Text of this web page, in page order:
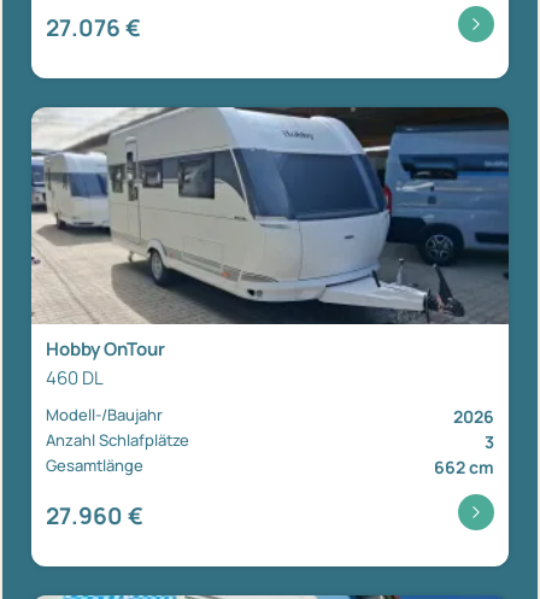
27.076 €
Hobby OnTour
460 DL
Modell-/Baujahr 2026
Anzahl Schlafplätze 3
Gesamtlänge 662 cm
27.960 €